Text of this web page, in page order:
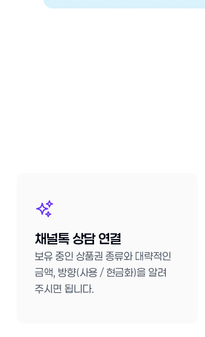
채널톡 상담 연결
보유 중인 상품권 종류와 대략적인
금액, 방향(사용 / 현금화)을 알려
주시면 됩니다.